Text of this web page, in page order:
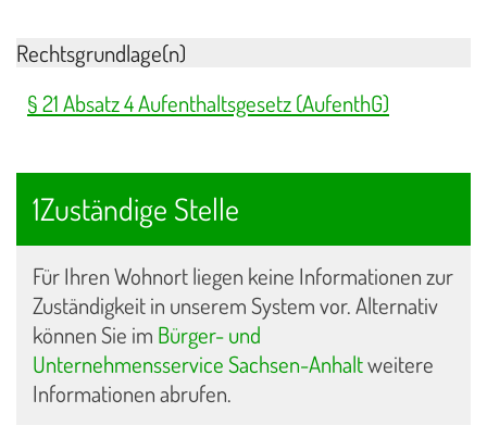
Rechtsgrundlage(n)
§ 21 Absatz 4 Aufenthaltsgesetz (AufenthG)
1Zuständige Stelle
Für Ihren Wohnort liegen keine Informationen zur
Zuständigkeit in unserem System vor. Alternativ
können Sie im Bürger- und
Unternehmensservice Sachsen-Anhaltweitere
Informationen abrufen.